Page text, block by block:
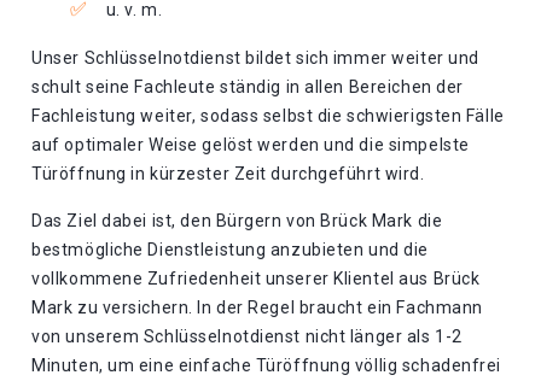
u. v. m.
Unser Schlüsselnotdienst bildet sich immer weiter und
schult seine Fachleute ständig in allen Bereichen der
Fachleistung weiter, sodass selbst die schwierigsten Fälle
auf optimaler Weise gelöst werden und die simpelste
Türöffnung in kürzester Zeit durchgeführt wird.
Das Ziel dabei ist, den Bürgern von Brück Mark die
bestmögliche Dienstleistung anzubieten und die
vollkommene Zufriedenheit unserer Klientel aus Brück
Mark zu versichern. In der Regel braucht ein Fachmann
von unserem Schlüsselnotdienst nicht länger als 1-2
Minuten, um eine einfache Türöffnung völlig schadenfrei